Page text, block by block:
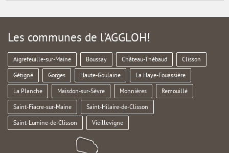
Les communes de l'AGGLOH!
Aigrefeuille-sur-Maine Boussay Château-Thébaud Clisson
Gétigné Gorges Haute-Goulaine La Haye-Fouassière
La Planche Maisdon-sur-Sèvre Monnières Remouillé
Saint-Fiacre-sur-Maine Saint-Hilaire-de-Clisson
Saint-Lumine-de-Clisson Vieillevigne